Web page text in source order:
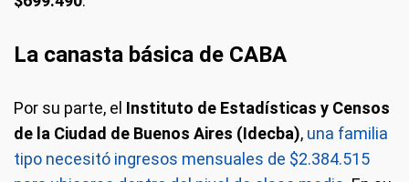
La canasta básica de CABA
Por su parte, el Instituto de Estadísticas y Censos
de la Ciudad de Buenos Aires (Idecba), una familia
tipo necesitó ingresos mensuales de $2.384.515